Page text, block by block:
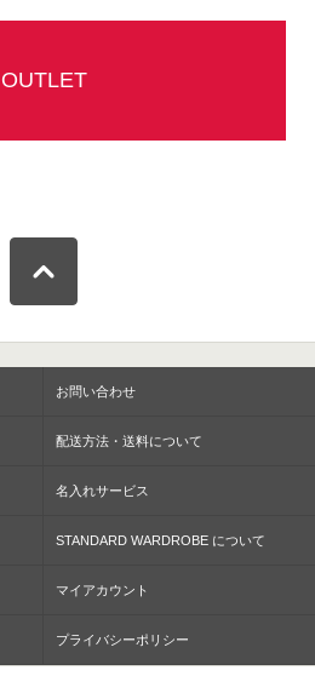
OUTLET
お問い合わせ
配送方法・送料について
名入れサービス
STANDARD WARDROBE について
マイアカウント
プライバシーポリシー